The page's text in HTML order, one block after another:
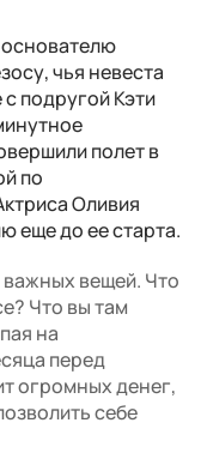
чья невеста
подругой Кэти
полет в
по
Оливия
еще до ее старта.
важных вещей. Что
Что вы там
на
перед
огромных денег,
себе